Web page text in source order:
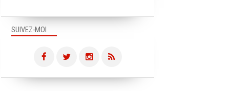
SUIVEZ-MOI